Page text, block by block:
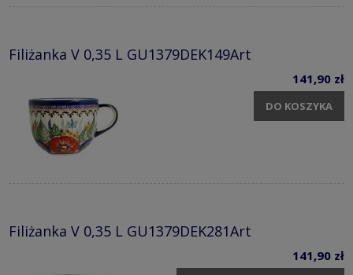
Filiżanka V 0,35 L GU1379DEK149Art
141,90 zł
DO KOSZYKA
Filiżanka V 0,35 L GU1379DEK281Art
141,90 zł